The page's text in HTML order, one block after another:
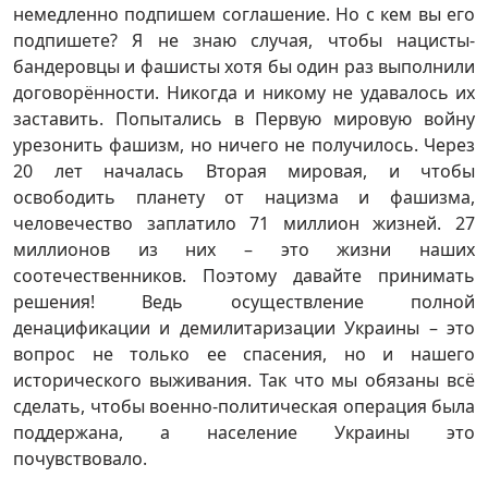
немедленно подпишем соглашение. Но с кем вы его
подпишете? Я не знаю случая, чтобы нацисты-
бандеровцы и фашисты хотя бы один раз выполнили
договорённости. Никогда и никому не удавалось их
заставить. Попытались в Первую мировую войну
урезонить фашизм, но ничего не получилось. Через
20 лет началась Вторая мировая, и чтобы
освободить планету от нацизма и фашизма,
человечество заплатило 71 миллион жизней. 27
миллионов из них – это жизни наших
соотечественников. Поэтому давайте принимать
решения! Ведь осуществление полной
денацификации и демилитаризации Украины – это
вопрос не только ее спасения, но и нашего
исторического выживания. Так что мы обязаны всё
сделать, чтобы военно-политическая операция была
поддержана, а население Украины это
почувствовало.